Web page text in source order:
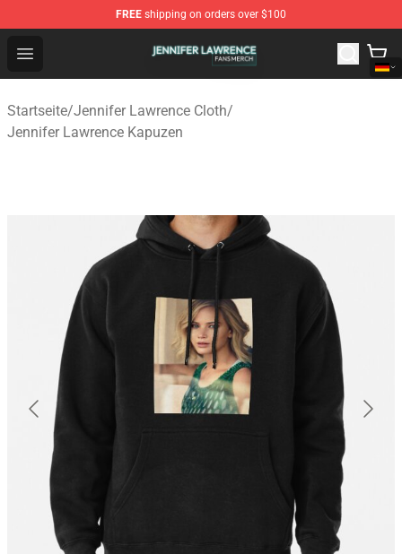
FREE shipping on orders over $100
Open menu
Jennifer Lawrence Shop - Official Jennifer Lawrence
Startseite/Jennifer Lawrence Cloth/
Jennifer Lawrence Kapuzen